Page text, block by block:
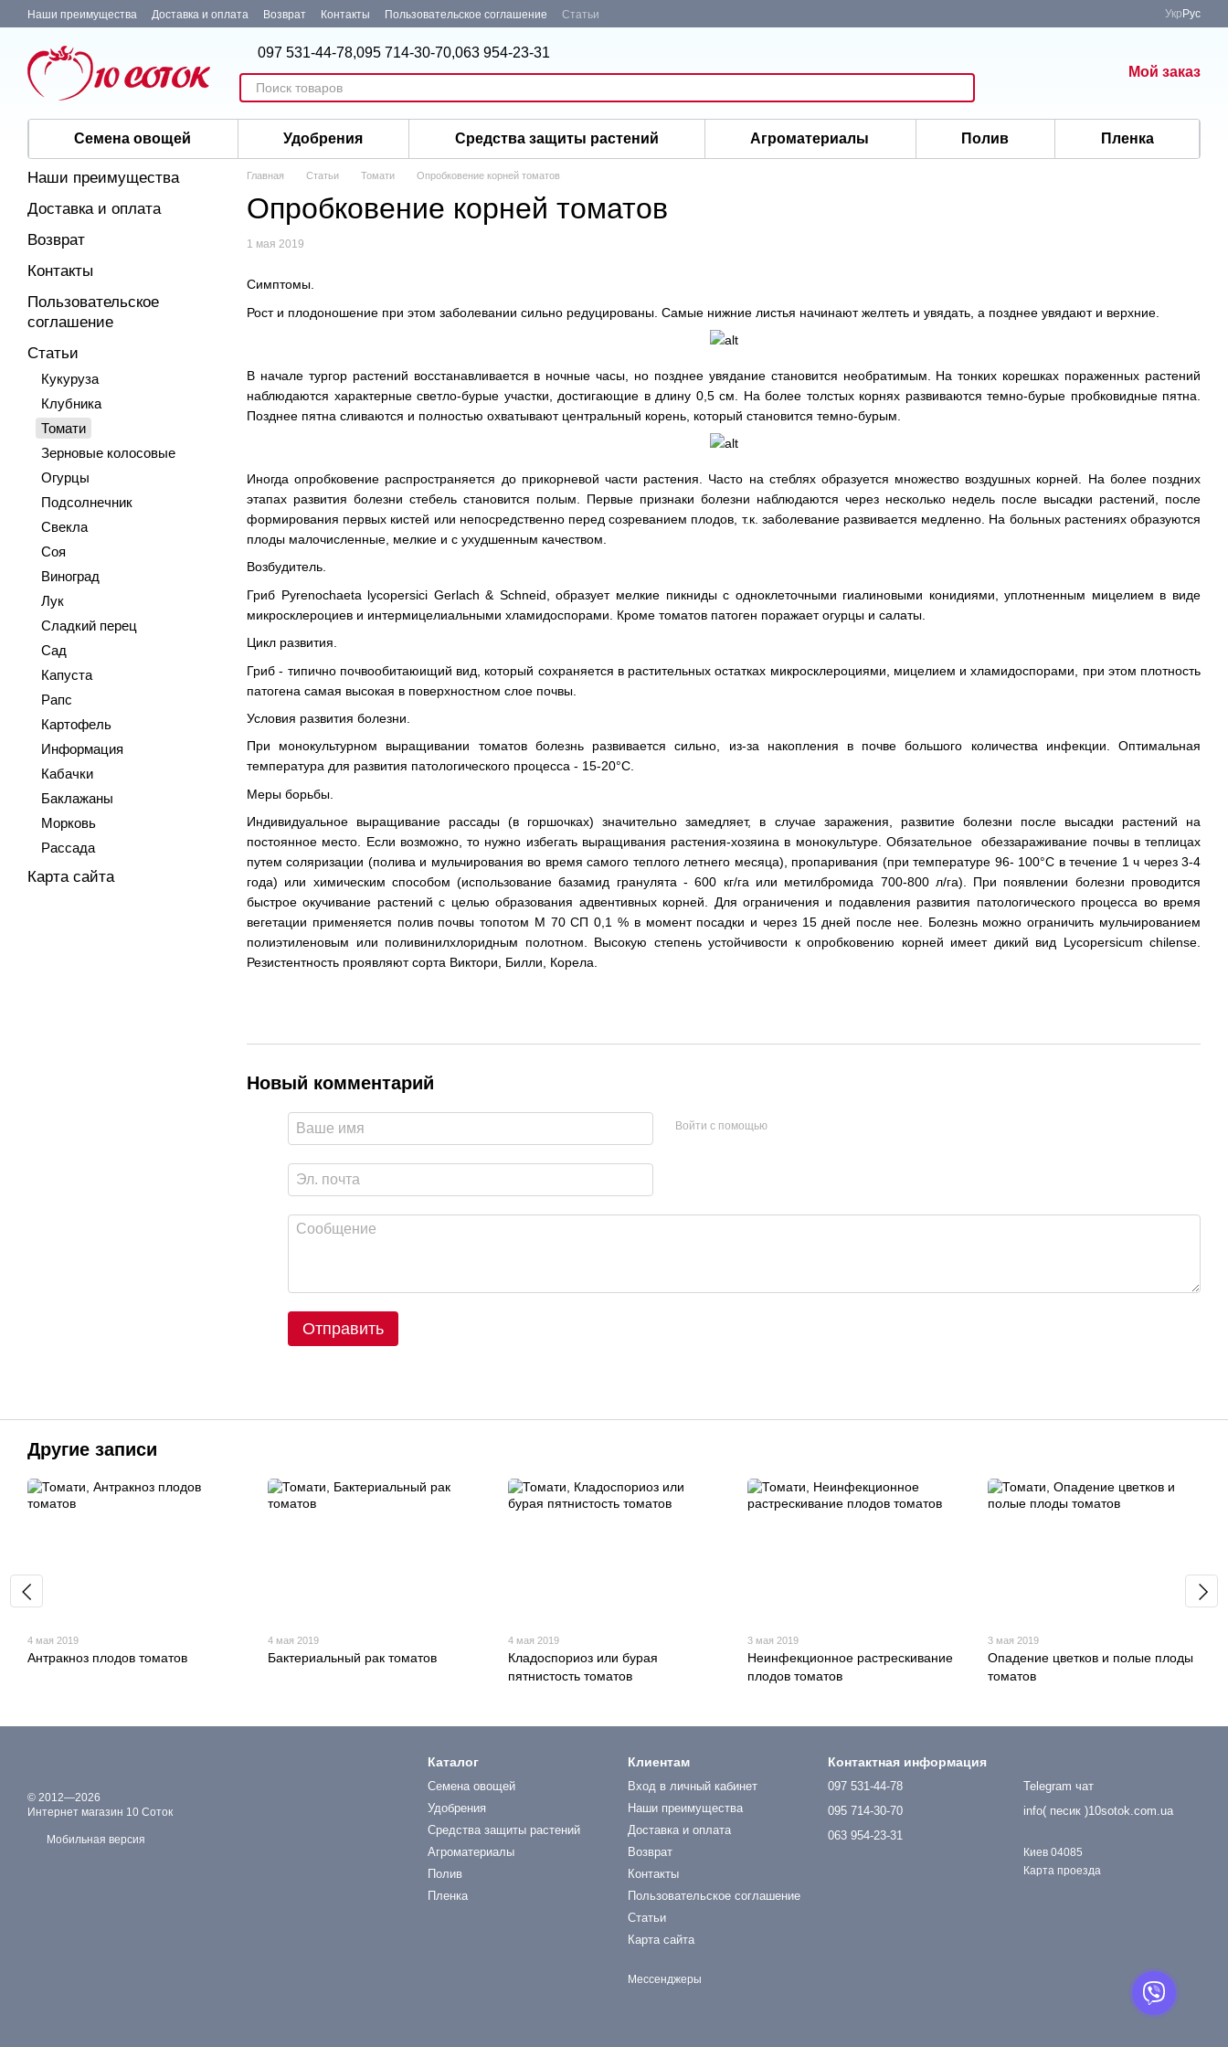
Перейти к основному контенту
Наши преимущества Доставка и оплата Возврат Контакты Пользовательское соглашение Статьи Укр Рус
097 531-44-78,095 714-30-70,063 954-23-31
Мой заказ
Семена овощей Удобрения Средства защиты растений Агроматериалы Полив Пленка
Главная Статьи Томати Опробковение корней томатов
Опробковение корней томатов
1 мая 2019
Симптомы.
Рост и плодоношение при этом заболевании сильно редуцированы. Самые нижние листья начинают желтеть и увядать, а позднее увядают и верхние.
В начале тургор растений восстанавливается в ночные часы, но позднее увядание становится необратимым. На тонких корешках пораженных растений
наблюдаются характерные светло-бурые участки, достигающие в длину 0,5 см. На более толстых корнях развиваются темно-бурые пробковидные пятна.
Позднее пятна сливаются и полностью охватывают центральный корень, который становится темно-бурым.
Иногда опробковение распространяется до прикорневой части растения. Часто на стеблях образуется множество воздушных корней. На более поздних
этапах развития болезни стебель становится полым. Первые признаки болезни наблюдаются через несколько недель после высадки растений, после
формирования первых кистей или непосредственно перед созреванием плодов, т.к. заболевание развивается медленно. На больных растениях образуются
плоды малочисленные, мелкие и с ухудшенным качеством.
Возбудитель.
Гриб Pyrenochaeta lycopersici Gerlach & Schneid, образует мелкие пикниды с одноклеточными гиалиновыми конидиями, уплотненным мицелием в виде
микросклероциев и интермицелиальными хламидоспорами. Кроме томатов патоген поражает огурцы и салаты.
Цикл развития.
Гриб - типично почвообитаюищий вид, который сохраняется в растительных остатках микросклероциями, мицелием и хламидоспорами, при этом плотность
патогена самая высокая в поверхностном слое почвы.
Условия развития болезни.
При монокультурном выращивании томатов болезнь развивается сильно, из-за накопления в почве большого количества инфекции. Оптимальная
температура для развития патологического процесса - 15-20°С.
Меры борьбы.
Индивидуальное выращивание рассады (в горшочках) значительно замедляет, в случае заражения, развитие болезни после высадки растений на
постоянное место. Если возможно, то нужно избегать выращивания растения-хозяина в монокультуре. Обязательное обеззараживание почвы в теплицах
путем соляризации (полива и мульчирования во время самого теплого летнего месяца), пропаривания (при температуре 96- 100°С в течение 1 ч через 3-4
года) или химическим способом (использование базамид гранулята - 600 кг/га или метилбромида 700-800 л/га). При появлении болезни проводится
быстрое окучивание растений с целью образования адвентивных корней. Для ограничения и подавления развития патологического процесса во время
вегетации применяется полив почвы топотом М 70 СП 0,1 % в момент посадки и через 15 дней после нее. Болезнь можно ограничить мульчированием
полиэтиленовым или поливинилхлоридным полотном. Высокую степень устойчивости к опробковению корней имеет дикий вид Lycopersicum chilense.
Резистентность проявляют сорта Виктори, Билли, Корела.
Новый комментарий
Войти с помощью
Отправить
Наши преимущества
Доставка и оплата
Возврат
Контакты
Пользовательское
соглашение
Статьи
Кукуруза
Клубника
Томати
Зерновые колосовые
Огурцы
Подсолнечник
Свекла
Соя
Виноград
Лук
Сладкий перец
Сад
Капуста
Рапс
Картофель
Информация
Кабачки
Баклажаны
Морковь
Рассада
Карта сайта
Другие записи
4 мая 2019
Антракноз плодов томатов
4 мая 2019
Бактериальный рак томатов
4 мая 2019
Кладоспориоз или бурая
пятнистость томатов
3 мая 2019
Неинфекционное растрескивание
плодов томатов
3 мая 2019
Опадение цветков и полые плоды
томатов
© 2012—2026
Интернет магазин 10 Соток
Мобильная версия
Каталог
Семена овощей
Удобрения
Средства защиты растений
Агроматериалы
Полив
Пленка
Клиентам
Вход в личный кабинет
Наши преимущества
Доставка и оплата
Возврат
Контакты
Пользовательское соглашение
Статьи
Карта сайта
Мессенджеры
Контактная информация
097 531-44-78
095 714-30-70
063 954-23-31
Telegram чат
info( песик )10sotok.com.ua
Киев 04085
Карта проезда